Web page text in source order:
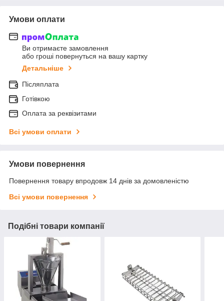
Умови оплати
Ви отримаєте замовлення
або гроші повернуться на вашу картку
Детальніше
Післяплата
Готівкою
Оплата за реквізитами
Всі умови оплати
Умови повернення
Повернення товару впродовж 14 днів за домовленістю
Всі умови повернення
Подібні товари компанії